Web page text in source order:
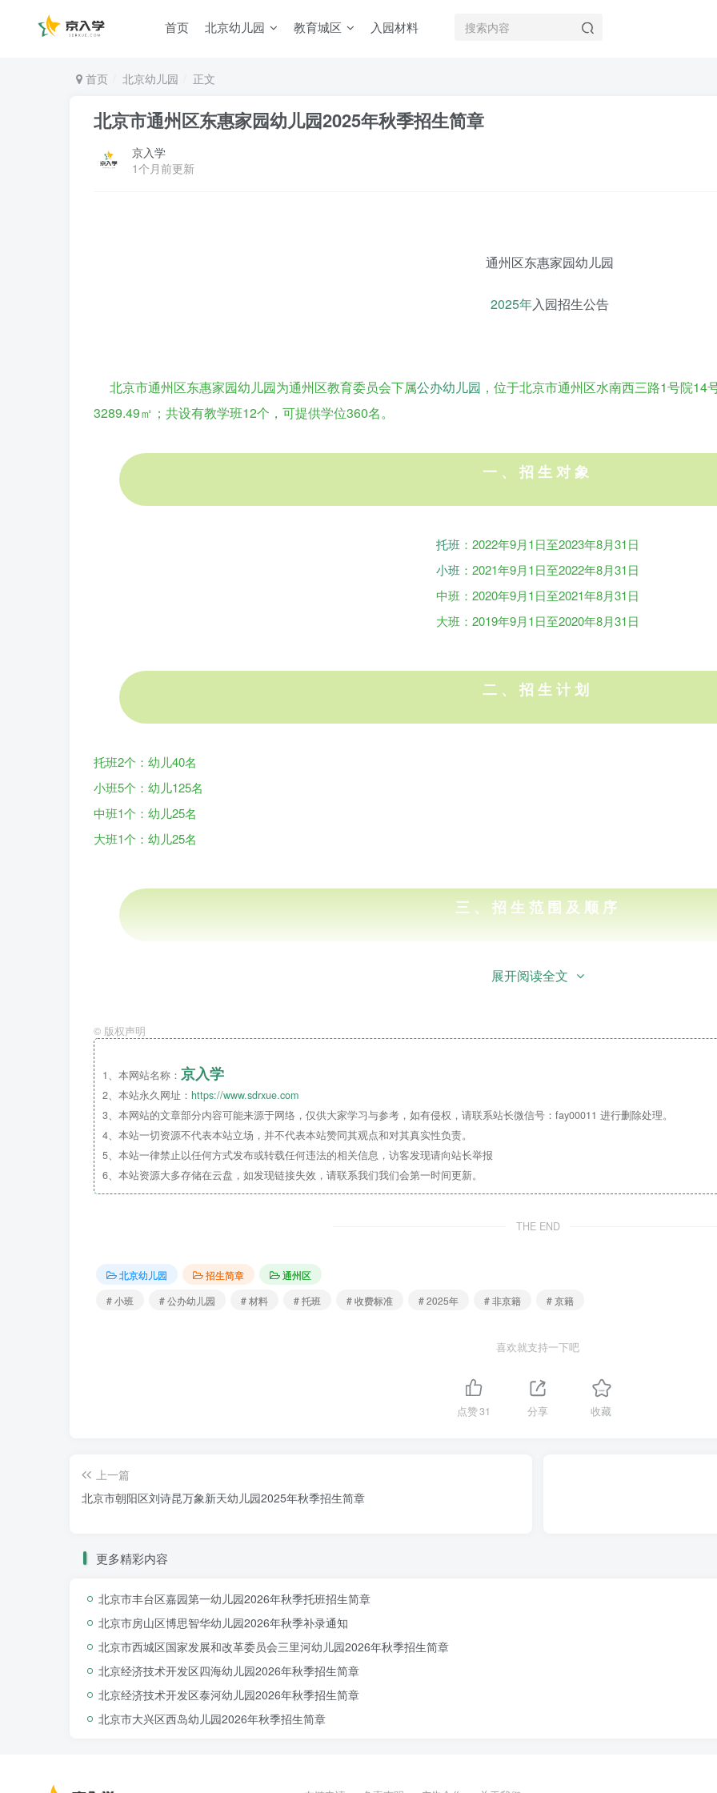
首页 北京幼儿园 教育城区 入园材料
首页 北京幼儿园 正文
北京市通州区东惠家园幼儿园2025年秋季招生简章
京入学
1个月前更新
通州区东惠家园幼儿园
2025年入园招生公告
北京市通州区东惠家园幼儿园为通州区教育委员会下属公办幼儿园 ，位于北京市通州区水南西三路1号院
3289.49㎡；共设有教学班12个，可提供学位360名。
一、 招生对象
托班 ：2022年9月1日至2023年8月31日
小班 ：2021年9月1日至2022年8月31日
中班：2020年9月1日至2021年8月31日
大班：2019年9月1日至2020年8月31日
二、招生计划
托班2个：幼儿40名
小班5个：幼儿125名
中班1个：幼儿25名
大班1个：幼儿25名
三、招生范围及顺序
招收东惠家园小区业主子女、通和家园小区业主子女、通成家园小区非京籍 业主子女。
第三批次：
四、招生流程及安排
（一）线上提交材料环节
小班幼儿提交方式：幼儿园入园服务系统自2025年6月1日起开通，依据“2025年通州区适龄幼儿入园服务平台家
请您携带以下材料到园审核：
1.房产资料：业主房产证原件及复印件、房主身份证原件及复印件；租户提供租房合同原件及复印件。
2.户籍资料：全家户口本原件、复印件(首页、户主页、幼儿父亲页、幼儿母亲页、幼儿页）
3.免疫接种资料：北京市免疫预防接种证（接种证
展开阅读全文
© 版权声明
1、本网站名称： 京入学
2、本站永久网址： https://www.sdrxue.com
3、本网站的文章部分内容可能来源于网络，仅供大家学习与参考，如有侵权，请联系站长微信号：fay00011 进行删除处理。
4、本站一切资源不代表本站立场，并不代表本站赞同其观点和对其真实性负责。
5、本站一律禁止以任何方式发布或转载任何违法的相关信息，访客发现请向站长举报
6、本站资源大多存储在云盘，如发现链接失效，请联系我们我们会第一时间更新。
THE END
北京幼儿园 招生简章
通州区
# 小班
# 公办幼儿园 # 材料 # 托班 # 收费标准 # 2025年 # 非京籍 # 京籍
喜欢就支持一下吧
点赞31 分享 收藏
上一篇
北京市朝阳区刘诗昆万象新天幼儿园2025年秋季招生简章
更多精彩内容
北京市丰台区嘉园第一幼儿园2026年秋季托班招生简章
北京市房山区博思智华幼儿园2026年秋季补录通知
北京市西城区国家发展和改革委员会三里河幼儿园2026年秋季招生简章
北京经济技术开发区四海幼儿园2026年秋季招生简章
北京经济技术开发区泰河幼儿园2026年秋季招生简章
北京市大兴区西岛幼儿园2026年秋季招生简章